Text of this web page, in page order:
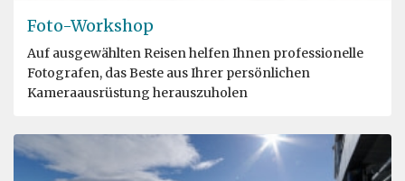
Foto-Workshop
Auf ausgewählten Reisen helfen Ihnen professionelle
Fotografen, das Beste aus Ihrer persönlichen
Kameraausrüstung herauszuholen